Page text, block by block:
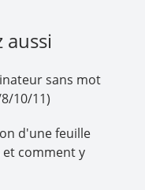
aussi
sans mot
10/11)
d'une feuille
et comment y